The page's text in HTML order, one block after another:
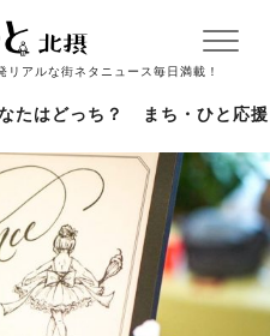
アルな街ネタニュース毎日満載！
たはどっち？ まち・ひと応援